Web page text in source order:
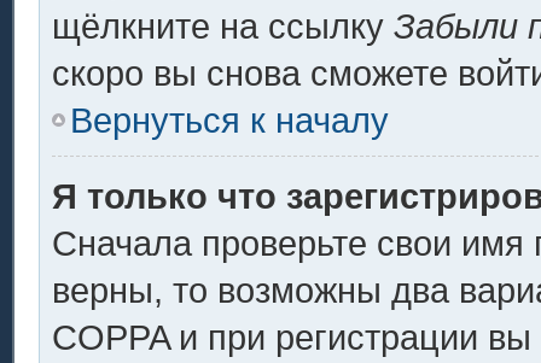
щёлкните на ссылку Забыли
скоро вы снова сможете
Вернуться к началу
Я только что
Сначала проверьте свои имя
верны, то возможны два
COPPA и при регистрации